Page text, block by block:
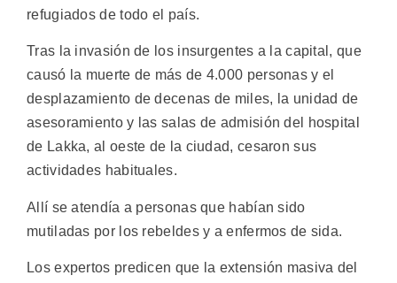
refugiados de todo el país.
Tras la invasión de los insurgentes a la capital, que
causó la muerte de más de 4.000 personas y el
desplazamiento de decenas de miles, la unidad de
asesoramiento y las salas de admisión del hospital
de Lakka, al oeste de la ciudad, cesaron sus
actividades habituales.
Allí se atendía a personas que habían sido
mutiladas por los rebeldes y a enfermos de sida.
Los expertos predicen que la extensión masiva del